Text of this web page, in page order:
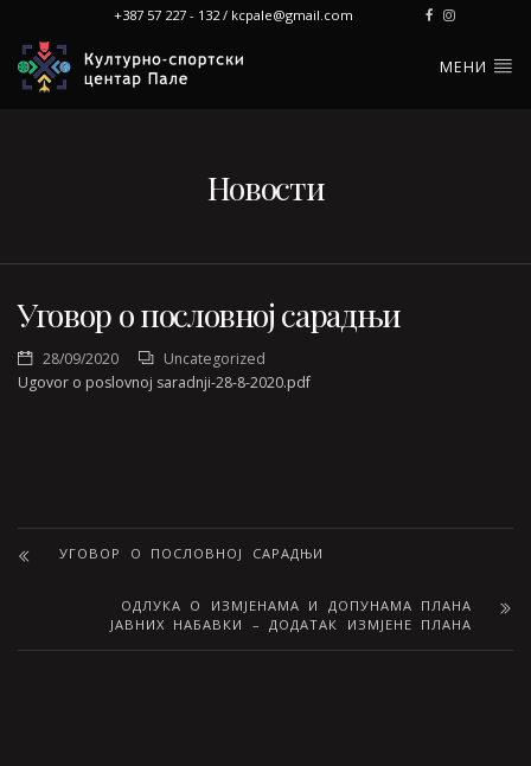
+387 57 227 - 132 / kcpale@gmail.com
МЕНИ
Новости
Уговор о пословној сарадњи
28/09/2020
Uncategorized
Ugovor o poslovnoj saradnji-28-8-2020.pdf
УГОВОР О ПОСЛОВНОЈ САРАДЊИ
ОДЛУКА О ИЗМЈЕНАМА И ДОПУНАМА ПЛАНА
ЈАВНИХ НАБАВКИ – ДОДАТАК ИЗМЈЕНЕ ПЛАНА